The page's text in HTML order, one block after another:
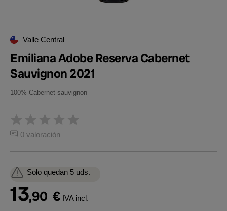
Valle Central
Emiliana Adobe Reserva Cabernet
Sauvignon 2021
100% Cabernet sauvignon
0 valoración
Solo quedan 5 uds.
13,90 € IVA incl.